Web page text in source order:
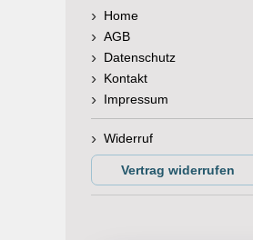
Home
AGB
Datenschutz
Kontakt
Impressum
Widerruf
Vertrag widerrufen